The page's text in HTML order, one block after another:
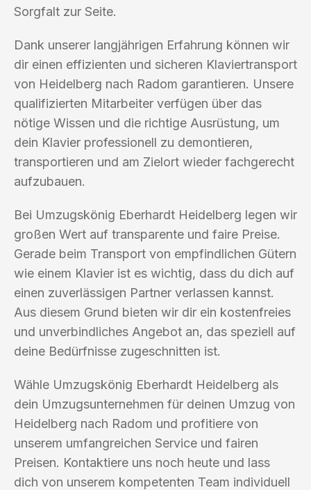
Sorgfalt zur Seite.
Dank unserer langjährigen Erfahrung können wir
dir einen effizienten und sicheren Klaviertransport
von Heidelberg nach Radom garantieren. Unsere
qualifizierten Mitarbeiter verfügen über das
nötige Wissen und die richtige Ausrüstung, um
dein Klavier professionell zu demontieren,
transportieren und am Zielort wieder fachgerecht
aufzubauen.
Bei Umzugskönig Eberhardt Heidelberg legen wir
großen Wert auf transparente und faire Preise.
Gerade beim Transport von empfindlichen Gütern
wie einem Klavier ist es wichtig, dass du dich auf
einen zuverlässigen Partner verlassen kannst.
Aus diesem Grund bieten wir dir ein kostenfreies
und unverbindliches Angebot an, das speziell auf
deine Bedürfnisse zugeschnitten ist.
Wähle Umzugskönig Eberhardt Heidelberg als
dein Umzugsunternehmen für deinen Umzug von
Heidelberg nach Radom und profitiere von
unserem umfangreichen Service und fairen
Preisen. Kontaktiere uns noch heute und lass
dich von unserem kompetenten Team individuell